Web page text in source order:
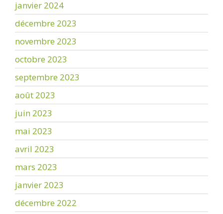
janvier 2024
décembre 2023
novembre 2023
octobre 2023
septembre 2023
août 2023
juin 2023
mai 2023
avril 2023
mars 2023
janvier 2023
décembre 2022